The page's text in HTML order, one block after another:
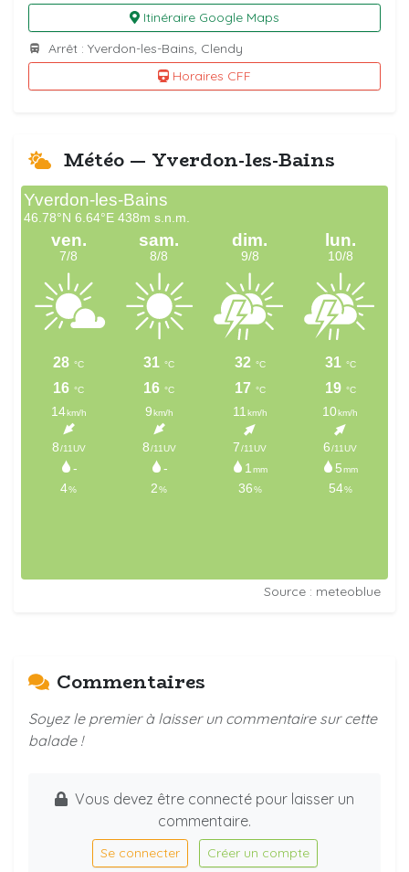
Itinéraire Google Maps
Arrêt : Yverdon-les-Bains, Clendy
Horaires CFF
Météo — Yverdon-les-Bains
Source : meteoblue
Commentaires
Soyez le premier à laisser un commentaire sur cette
balade !
Vous devez être connecté pour laisser un
commentaire.
Se connecter Créer un compte